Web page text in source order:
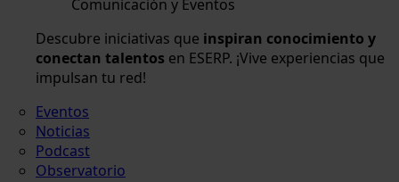
Comunicación y Eventos
Descubre iniciativas que inspiran conocimiento y
conectan talentos en ESERP. ¡Vive experiencias que
impulsan tu red!
Eventos
Noticias
Podcast
Observatorio